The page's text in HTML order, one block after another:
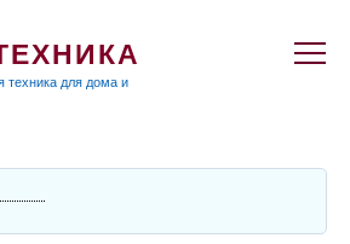
техника для дома и